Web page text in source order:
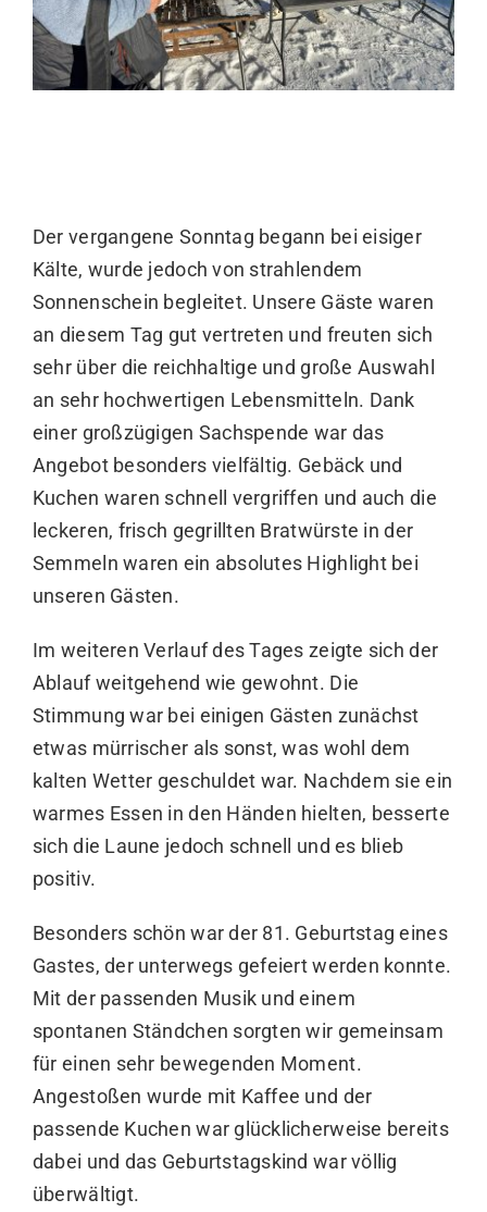
Der vergangene Sonntag begann bei eisiger
Kälte, wurde jedoch von strahlendem
Sonnenschein begleitet. Unsere Gäste waren
an diesem Tag gut vertreten und freuten sich
sehr über die reichhaltige und große Auswahl
an sehr hochwertigen Lebensmitteln. Dank
einer großzügigen Sachspende war das
Angebot besonders vielfältig. Gebäck und
Kuchen waren schnell vergriffen und auch die
leckeren, frisch gegrillten Bratwürste in der
Semmeln waren ein absolutes Highlight bei
unseren Gästen.
Im weiteren Verlauf des Tages zeigte sich der
Ablauf weitgehend wie gewohnt. Die
Stimmung war bei einigen Gästen zunächst
etwas mürrischer als sonst, was wohl dem
kalten Wetter geschuldet war. Nachdem sie ein
warmes Essen in den Händen hielten, besserte
sich die Laune jedoch schnell und es blieb
positiv.
Besonders schön war der 81. Geburtstag eines
Gastes, der unterwegs gefeiert werden konnte.
Mit der passenden Musik und einem
spontanen Ständchen sorgten wir gemeinsam
für einen sehr bewegenden Moment.
Angestoßen wurde mit Kaffee und der
passende Kuchen war glücklicherweise bereits
dabei und das Geburtstagskind war völlig
überwältigt.